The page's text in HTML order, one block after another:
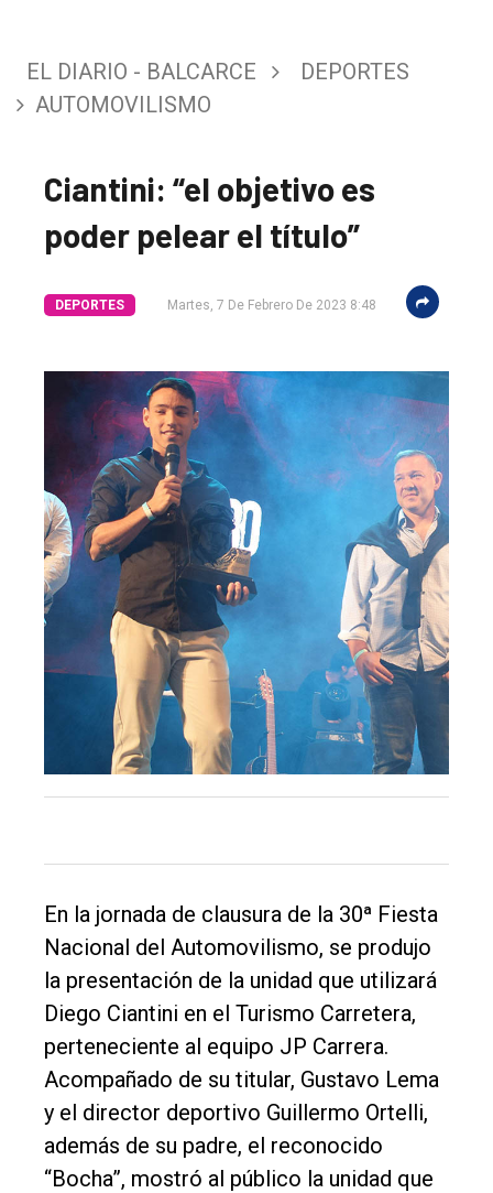
Balcarce
Inicio
Tendencia
General
Política
EL DIARIO - BALCARCE
DEPORTES
AUTOMOVILISMO
Ciantini: “el objetivo es
poder pelear el título”
DEPORTES Martes, 7 De Febrero De 2023 8:48
En la jornada de clausura de la 30ª Fiesta
Nacional del Automovilismo, se produjo
la presentación de la unidad que utilizará
Diego Ciantini en el Turismo Carretera,
perteneciente al equipo JP Carrera.
Acompañado de su titular, Gustavo Lema
y el director deportivo Guillermo Ortelli,
además de su padre, el reconocido
“Bocha”, mostró al público la unidad que